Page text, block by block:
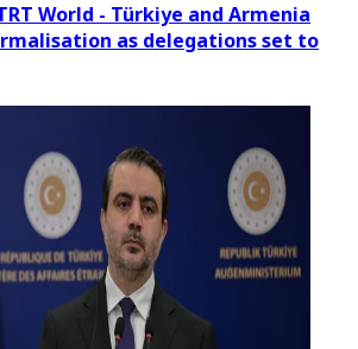
World - Türkiye and Armenia
as delegations set to